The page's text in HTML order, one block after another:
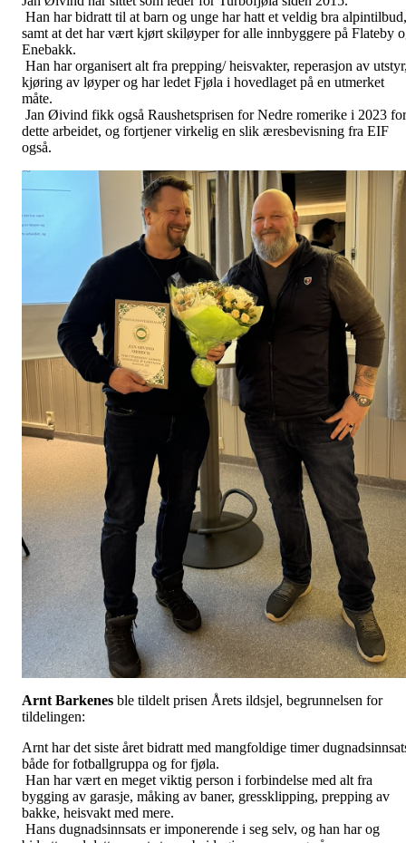
Han har bidratt til at barn og unge har hatt et veldig bra alpintilbud,
samt at det har vært kjørt skiløyper for alle innbyggere på Flateby
Enebakk.
Han har organisert alt fra prepping/ heisvakter, reperasjon av
kjøring av løyper og har ledet Fjøla i hovedlaget på en utmerket
måte.
Jan Øivind fikk også Raushetsprisen for Nedre romerike i 2023 for
dette arbeidet, og fortjener virkelig en slik æresbevisning fra EIF
også.
Arnt Barkenes ble tildelt prisen Årets ildsjel, begrunnelsen for
tildelingen:
Arnt har det siste året bidratt med mangfoldige timer
både for fotballgruppa og for fjøla.
Han har vært en meget viktig person i forbindelse med alt fra
bygging av garasje, måking av baner, gressklipping, prepping av
bakke, heisvakt med mere.
Hans dugnadsinnsats er imponerende i seg selv, og han har og